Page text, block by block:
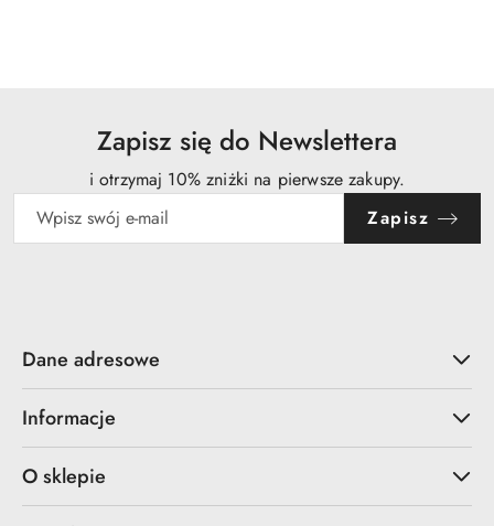
Zapisz się do Newslettera
i otrzymaj 10% zniżki na pierwsze zakupy.
Zapisz
Dane adresowe
Informacje
O sklepie